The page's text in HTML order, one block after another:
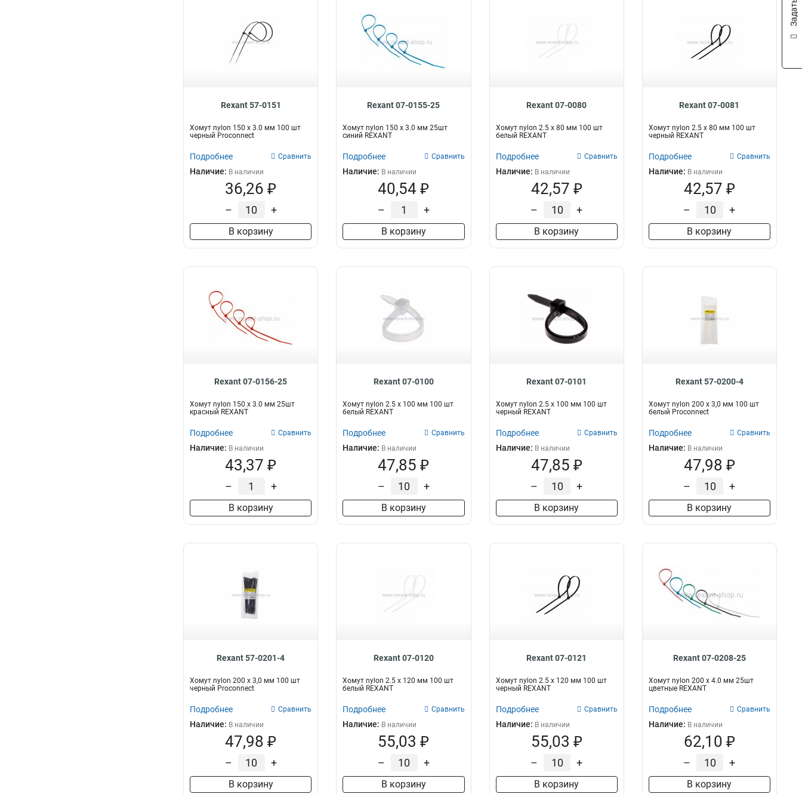
Rexant 57-0151
Хомут nylon 150 х 3.0 мм 100 шт
черный Proconnect
Подробнее Сравнить
Наличие: В наличии
36,26 ₽
– +
В корзину
Rexant 07-0155-25
Хомут nylon 150 х 3.0 мм 25шт
синий REXANT
Подробнее Сравнить
Наличие: В наличии
40,54 ₽
– +
В корзину
Rexant 07-0080
Хомут nylon 2.5 х 80 мм 100 шт
белый REXANT
Подробнее Сравнить
Наличие: В наличии
42,57 ₽
– +
В корзину
Rexant 07-0081
Хомут nylon 2.5 х 80 мм 100 шт
черный REXANT
Подробнее Сравнить
Наличие: В наличии
42,57 ₽
– +
В корзину
Rexant 07-0156-25
Хомут nylon 150 х 3.0 мм 25шт
красный REXANT
Подробнее Сравнить
Наличие: В наличии
43,37 ₽
– +
В корзину
Rexant 07-0100
Хомут nylon 2.5 х 100 мм 100 шт
белый REXANT
Подробнее Сравнить
Наличие: В наличии
47,85 ₽
– +
В корзину
Rexant 07-0101
Хомут nylon 2.5 х 100 мм 100 шт
черный REXANT
Подробнее Сравнить
Наличие: В наличии
47,85 ₽
– +
В корзину
Rexant 57-0200-4
Хомут nylon 200 х 3,0 мм 100 шт
белый Proconnect
Подробнее Сравнить
Наличие: В наличии
47,98 ₽
– +
В корзину
Rexant 57-0201-4
Хомут nylon 200 х 3,0 мм 100 шт
черный Proconnect
Подробнее Сравнить
Наличие: В наличии
47,98 ₽
– +
В корзину
Rexant 07-0120
Хомут nylon 2.5 х 120 мм 100 шт
белый REXANT
Подробнее Сравнить
Наличие: В наличии
55,03 ₽
– +
В корзину
Rexant 07-0121
Хомут nylon 2.5 х 120 мм 100 шт
черный REXANT
Подробнее Сравнить
Наличие: В наличии
55,03 ₽
– +
В корзину
Rexant 07-0208-25
Хомут nylon 200 х 4.0 мм 25шт
цветные REXANT
Подробнее Сравнить
Наличие: В наличии
62,10 ₽
– +
В корзину